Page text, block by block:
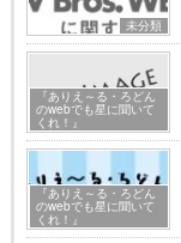
未分類
『ありえ～る・ろどん
のwebでも星に聞いて
くれ！』
『ありえ～る・ろどん
のwebでも星に聞いて
くれ！』